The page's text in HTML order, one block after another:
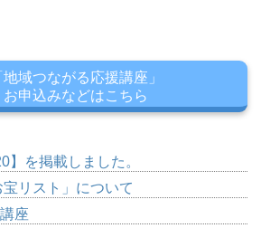
地域つながる応援講座」
お申込みなどはこちら
】を掲載しました。
宝リスト」について
座